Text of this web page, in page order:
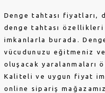
Denge tahtası fiyatları,
denge tahtası özellikleri
imkanlarla burada.
vücudunuzu eğitmeniz
oluşacak yaralanmaları
Kaliteli ve uygun fiyat
online sipariş